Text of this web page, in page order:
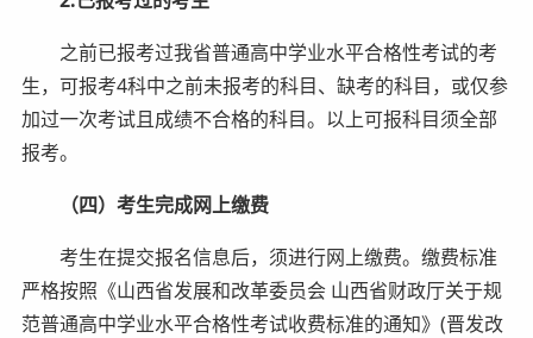
之前已报考过我省普通高中学业水平合格性考试的考
生，可报考4科中之前未报考的科目、缺考的科目，或仅参
加过一次考试且成绩不合格的科目。以上可报科目须全部
报考。
（四）考生完成网上缴费
考生在提交报名信息后，须进行网上缴费。缴费标准
严格按照《山西省发展和改革委员会 山西省财政厅关于规
范普通高中学业水平合格性考试收费标准的通知》(晋发改